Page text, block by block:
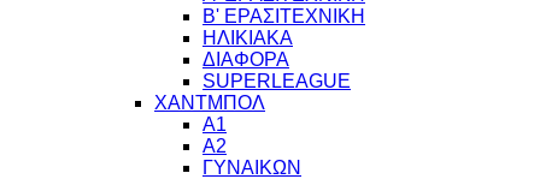
Β' ΕΡΑΣΙΤΕΧΝΙΚΗ
ΗΛΙΚΙΑΚΑ
ΔΙΑΦΟΡΑ
SUPERLEAGUE
ΧΑΝΤΜΠΟΛ
Α1
Α2
ΓΥΝΑΙΚΩΝ